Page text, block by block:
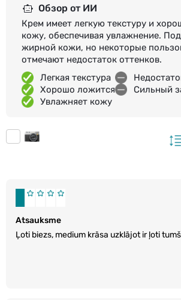
Обзор от ИИ
Крем имеет легкую текстуру и
кожу, обеспечивая увлажнение.
жирной кожи, но некоторые
отмечают недостаток оттенков.
Легкая текстура
Хорошо ложится
Увлажняет кожу
Сильный
Atsauksme
Ļoti biezs, medium krāsa uzklājot ir ļoti